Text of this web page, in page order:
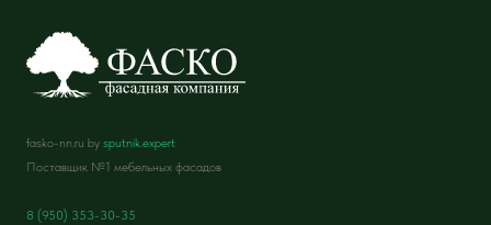
fasko-nn.ru by sputnik.expert
Поставщик №1 мебельных фасадов
8 (950) 353-30-35